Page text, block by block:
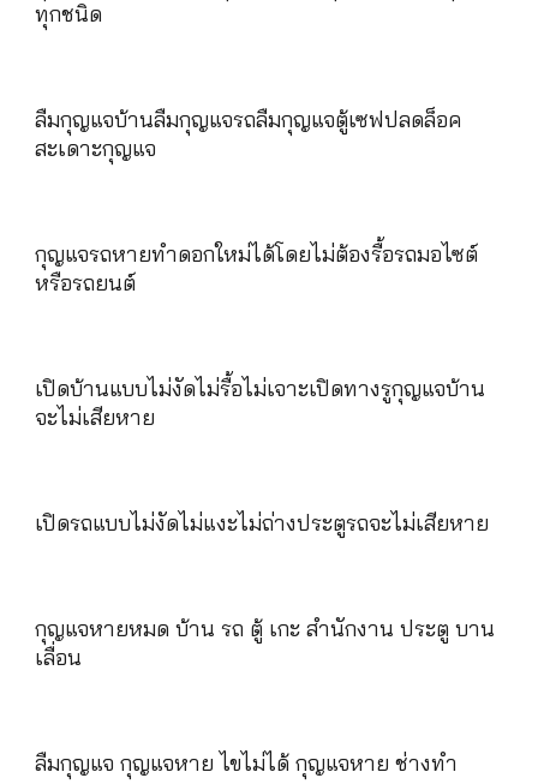
ทุกชนิด
ลืมกุญแจบ้านลืมกุญแจรถลืมกุญแจตู้เซฟปลดล็อค
สะเดาะกุญแจ
กุญแจรถหายทำดอกใหม่ได้โดยไม่ต้องรื้อรถมอไซต์
หรือรถยนต์
เปิดบ้านแบบไม่งัดไม่รื้อไม่เจาะเปิดทางรูกุญแจบ้าน
จะไม่เสียหาย
เปิดรถแบบไม่งัดไม่แงะไม่ถ่างประตูรถจะไม่เสียหาย
กุญแจหายหมด บ้าน รถ ตู้ เกะ สำนักงาน ประตู บาน
เลื่อน
ลืมกุญแจ กุญแจหาย ไขไม่ได้ กุญแจหาย ช่างทำ